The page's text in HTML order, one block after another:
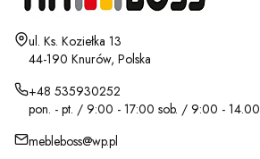
Adres:
ul. Ks. Koziełka 13
44-190 Knurów, Polska
+48 535930252
pon. - pt. / 9:00 - 17:00 sob. / 9:00 - 14.00
mebleboss@wp.pl